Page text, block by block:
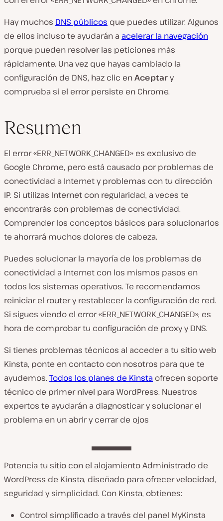
Hay muchos DNS públicos que puedes utilizar. Algunos
de ellos incluso te ayudarán a acelerar la navegación
porque pueden resolver las peticiones más
rápidamente. Una vez que hayas cambiado la
configuración de DNS, haz clic enAceptary
comprueba si el error persiste en Chrome.
Resumen
El error «ERR_NETWORK_CHANGED» es exclusivo de
Google Chrome, pero está causado por problemas de
conectividad a Internet y problemas con tu dirección
IP. Si utilizas Internet con regularidad, a veces te
encontrarás con problemas de conectividad.
Comprender los conceptos básicos para solucionarlos
te ahorrará muchos dolores de cabeza.
Puedes solucionar la mayoría de los problemas de
conectividad a Internet con los mismos pasos en
todos los sistemas operativos. Te recomendamos
reiniciar el router y restablecer la configuración de red.
Si sigues viendo el error «ERR_NETWORK_CHANGED», es
hora de comprobar tu configuración de proxy y DNS.
Si tienes problemas técnicos al acceder a tu sitio web
Kinsta, ponte en contacto con nosotros para que te
ayudemos. Todos los planes de Kinsta ofrecen soporte
técnico de primer nivel para WordPress. Nuestros
expertos te ayudarán a diagnosticar y solucionar el
problema en un abrir y cerrar de ojos
Potencia tu sitio con el alojamiento Administrado de
WordPress de Kinsta, diseñado para ofrecer velocidad,
seguridad y simplicidad. Con Kinsta, obtienes:
Control simplificado a través del panel MyKinsta